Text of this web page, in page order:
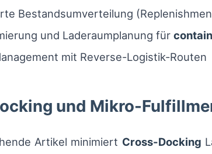
Bestandsumverteilung
und Laderaumplanung für
mit Reverse-Logistik-Routen
und Mikro-
Artikel minimiert Cross-Docking